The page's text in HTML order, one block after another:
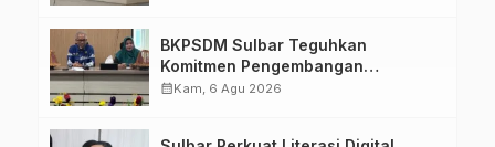
BKPSDM Sulbar Teguhkan
Komitmen Pengembangan
Kompetensi ASN melalui
calendar_monthKam, 6 Agu 2026